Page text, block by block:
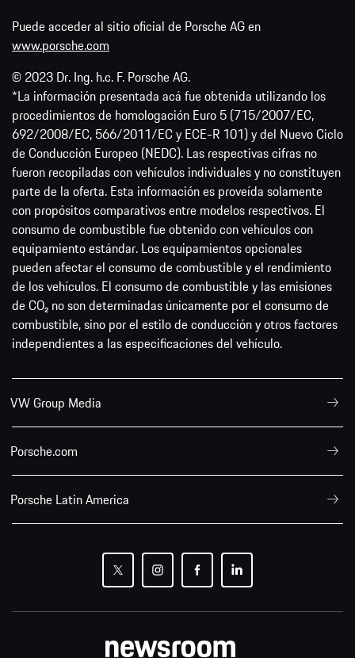
Puede acceder al sitio oficial de Porsche AG en
www.porsche.com
© 2023 Dr. Ing. h.c. F. Porsche AG.
*La información presentada acá fue obtenida utilizando los
procedimientos de homologación Euro 5 (715/2007/EC,
692/2008/EC, 566/2011/EC y ECE-R 101) y del Nuevo Ciclo
de Conducción Europeo (NEDC). Las respectivas cifras no
fueron recopiladas con vehículos individuales y no constituyen
parte de la oferta. Esta información es proveída solamente
con propósitos comparativos entre modelos respectivos. El
consumo de combustible fue obtenido con vehículos con
equipamiento estándar. Los equipamientos opcionales
pueden afectar el consumo de combustible y el rendimiento
de los vehículos. El consumo de combustible y las emisiones
de CO₂ no son determinadas únicamente por el consumo de
combustible, sino por el estilo de conducción y otros factores
independientes a las especificaciones del vehículo.
VW Group Media
Porsche.com
Porsche Latin America